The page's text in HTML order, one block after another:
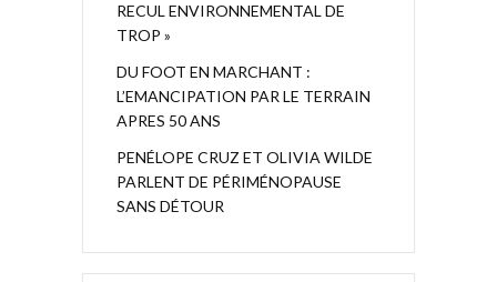
RECUL ENVIRONNEMENTAL DE
TROP »
DU FOOT EN MARCHANT :
L’EMANCIPATION PAR LE TERRAIN
APRES 50 ANS
PENÉLOPE CRUZ ET OLIVIA WILDE
PARLENT DE PÉRIMÉNOPAUSE
SANS DÉTOUR